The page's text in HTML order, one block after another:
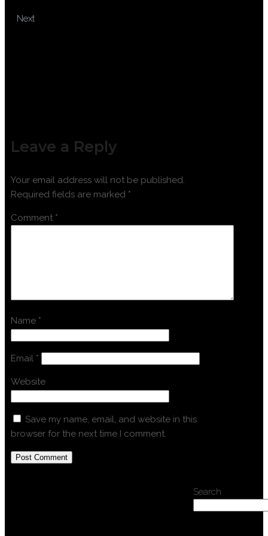
Next
Leave a Reply
Your email address will not be published.
Required fields are marked *
Comment *
Name *
Email *
Website
Save my name, email, and website in this
browser for the next time I comment.
Search